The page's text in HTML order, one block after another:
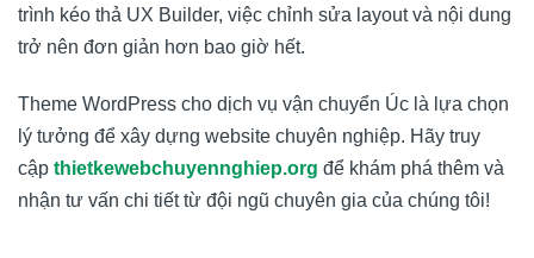
trình kéo thả UX Builder, việc chỉnh sửa layout và nội dung
trở nên đơn giản hơn bao giờ hết.
Theme WordPress cho dịch vụ vận chuyển Úc là lựa chọn
lý tưởng để xây dựng website chuyên nghiệp. Hãy truy
cập thietkewebchuyennghiep.org để khám phá thêm và
nhận tư vấn chi tiết từ đội ngũ chuyên gia của chúng tôi!